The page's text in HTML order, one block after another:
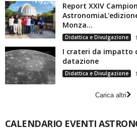
Report XXIV
Monza...
Didattica e Divulgazione
I crateri da impatto
datazione
Didattica e Divulgazione
Carica altri
CALENDARIO EVENTI